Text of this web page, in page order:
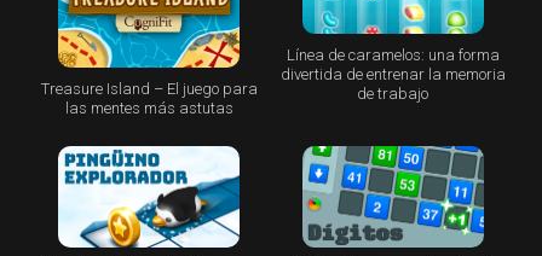
Treasure Island – El juego para
las mentes más astutas
Línea de caramelos: una forma
divertida de entrenar la memoria
de trabajo